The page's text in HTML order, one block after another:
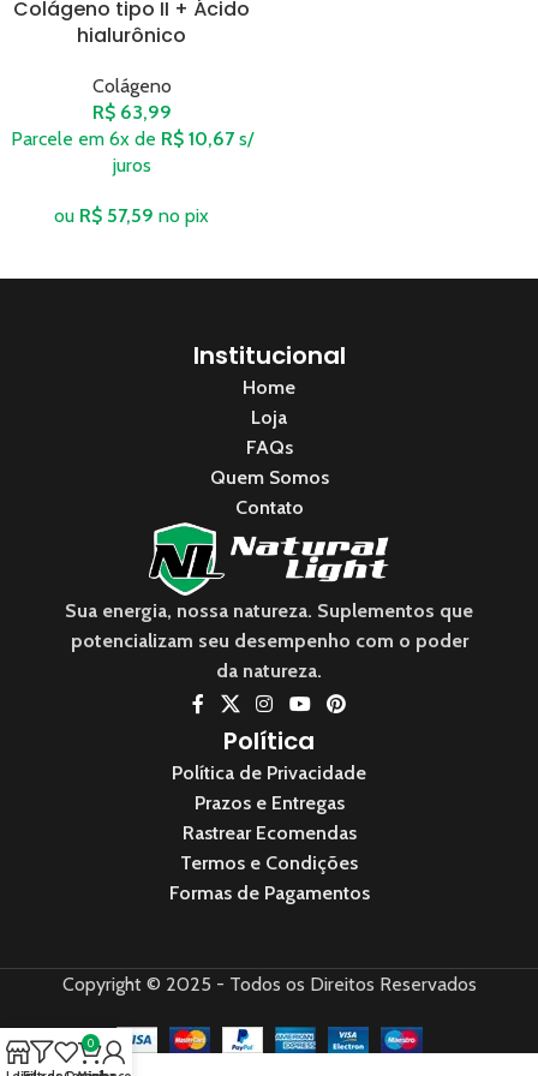
Colágeno tipo II + Ácido
hialurônico
Colágeno
R$63,99
Parcele em 6x de R$10,67 s/
juros
ou R$ 57,59 no pix
Institucional
Home
Loja
FAQs
Quem Somos
Contato
Sua energia, nossa natureza. Suplementos que
potencializam seu desempenho com o poder
da natureza.
Política
Política de Privacidade
Prazos e Entregas
Rastrear Ecomendas
Termos e Condições
Formas de Pagamentos
Copyright © 2025 - Todos os Direitos Reservados
0